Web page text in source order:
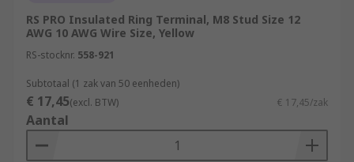
RS PRO Insulated Ring Terminal, M8 Stud Size 12
AWG 10 AWG Wire Size, Yellow
RS-stocknr. 558-921
Subtotaal (1 zak van 50 eenheden)
€ 17,45(excl. BTW) € 17,45/zak
Aantal